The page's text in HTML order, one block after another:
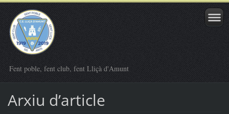
Fent poble, fent club, fent Lliçà d'Amunt
Arxiu dʼarticle